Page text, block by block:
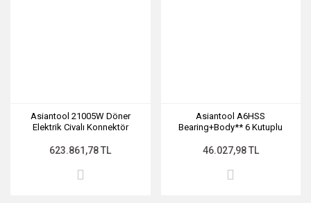
Asiantool 21005W Döner
Elektrik Civalı Konnektör
623.861,78 TL
Asiantool A6HSS
Bearing+Body** 6 Kutuplu
46.027,98 TL